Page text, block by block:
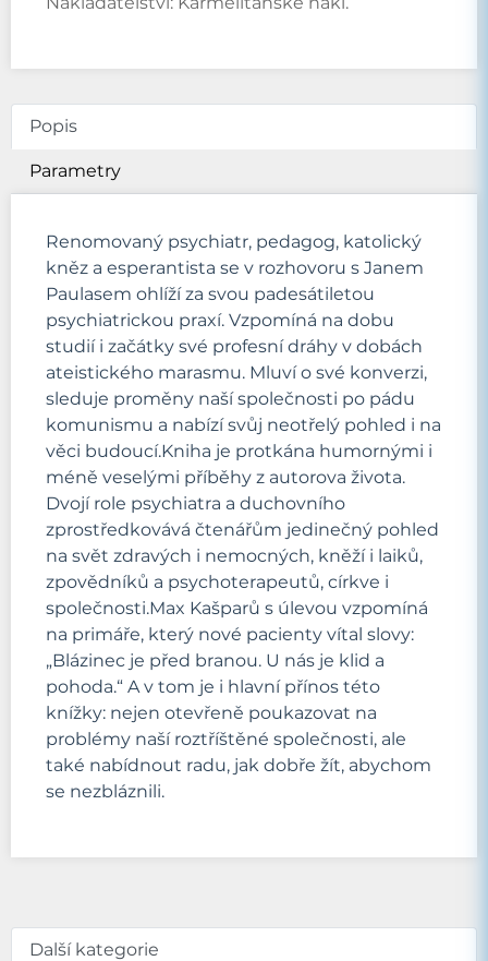
Popis
Parametry
Renomovaný psychiatr, pedagog, katolický
kněz a esperantista se v rozhovoru s Janem
Paulasem ohlíží za svou padesátiletou
psychiatrickou praxí. Vzpomíná na dobu
studií i začátky své profesní dráhy v dobách
ateistického marasmu. Mluví o své konverzi,
sleduje proměny naší společnosti po pádu
komunismu a nabízí svůj neotřelý pohled i na
věci budoucí.Kniha je protkána humornými i
méně veselými příběhy z autorova života.
Dvojí role psychiatra a duchovního
zprostředkovává čtenářům jedinečný pohled
na svět zdravých i nemocných, kněží i laiků,
zpovědníků a psychoterapeutů, církve i
společnosti.Max Kašparů s úlevou vzpomíná
na primáře, který nové pacienty vítal slovy:
„Blázinec je před branou. U nás je klid a
pohoda.“ A v tom je i hlavní přínos této
knížky: nejen otevřeně poukazovat na
problémy naší roztříštěné společnosti, ale
také nabídnout radu, jak dobře žít, abychom
se nezbláznili.
Další kategorie